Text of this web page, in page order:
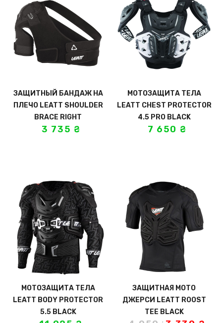
ЗАЩИТНЫЙ БАНДАЖ НА
ПЛЕЧО LEATT SHOULDER
BRACE RIGHT
3 735 ₴
МОТОЗАЩИТА ТЕЛА
LEATT CHEST PROTECTOR
4.5 PRO BLACK
7 650 ₴
МОТОЗАЩИТА ТЕЛА
LEATT BODY PROTECTOR
5.5 BLACK
ЗАЩИТНАЯ МОТО
ДЖЕРСИ LEATT ROOST
TEE BLACK